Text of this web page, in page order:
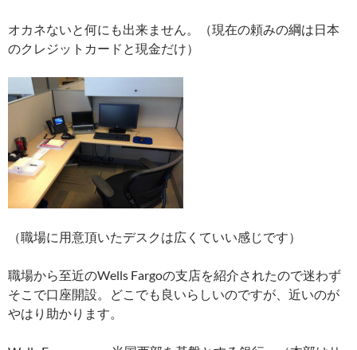
オカネないと何にも出来ません。（現在の頼みの綱は日本
のクレジットカードと現金だけ）
（職場に用意頂いたデスクは広くていい感じです）
職場から至近のWells Fargoの支店を紹介されたので迷わず
そこで口座開設。どこでも良いらしいのですが、近いのが
やはり助かります。